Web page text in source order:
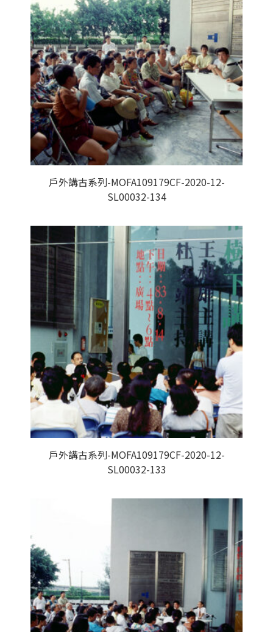
戶外講古系列-MOFA109179CF-2020-12-
SL00032-134
戶外講古系列-MOFA109179CF-2020-12-
SL00032-133